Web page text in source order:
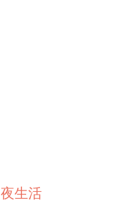
夜生活